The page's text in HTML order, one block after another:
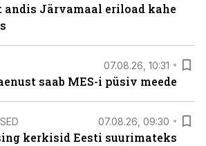
andis Järvamaal eriload kahe
07.08.26, 10:31
saab MES-i püsiv meede
07.08.26, 09:30
kerkisid Eesti suurimateks